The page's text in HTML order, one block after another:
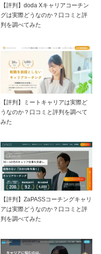
【評判】doda Xキャリアコーチン
グは実際どうなのか？口コミと評
判を調べてみた
【評判】ミートキャリアは実際ど
うなのか？口コミと評判を調べて
みた
【評判】ZaPASSコーチングキャリ
アは実際どうなのか？口コミと評
判を調べてみた